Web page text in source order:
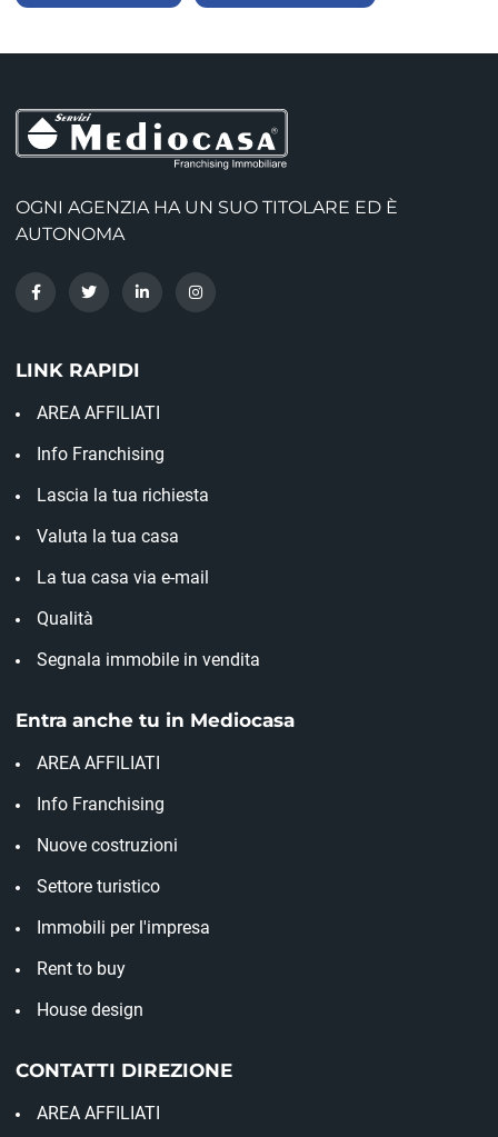
OGNI AGENZIA HA UN SUO TITOLARE ED È
AUTONOMA
LINK RAPIDI
AREA AFFILIATI
Info Franchising
Lascia la tua richiesta
Valuta la tua casa
La tua casa via e-mail
Qualità
Segnala immobile in vendita
Entra anche tu in Mediocasa
AREA AFFILIATI
Info Franchising
Nuove costruzioni
Settore turistico
Immobili per l'impresa
Rent to buy
House design
CONTATTI DIREZIONE
AREA AFFILIATI